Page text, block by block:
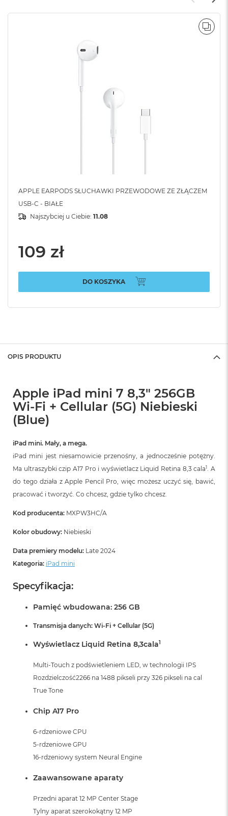
APPLE EARPODS SŁUCHAWKI PRZEWODOWE ZE ZŁĄCZEM
USB-C - BIAŁE
Najszybciej u Ciebie: 11.08
109 zł
DO KOSZYKA
OPIS PRODUKTU
Apple iPad mini 7 8,3" 256GB
Wi-Fi + Cellular (5G) Niebieski
(Blue)
iPad mini. Mały, a mega.
iPad mini jest niesamowicie przenośny, a jednocześnie potężny.
Ma ultraszybki czip A17 Pro i wyświetlacz Liquid Retina 8,3 cala1. A
do tego działa z Apple Pencil Pro, więc możesz uczyć się, bawić,
pracować i tworzyć. Co chcesz, gdzie tylko chcesz.
Kod producenta: MXPW3HC/A
Kolor obudowy: Niebieski
Data premiery modelu: Late 2024
Kategoria: iPad mini
Specyfikacja:
Pamięć wbudowana: 256 GB
Transmisja danych: Wi-Fi + Cellular (5G)
Wyświetlacz Liquid Retina 8,3cala1
Multi-Touch z podświetleniem LED, w technologii IPS
Rozdzielczość2266 na 1488 pikseli przy 326 pikseli na cal
True Tone
Chip A17 Pro
6-rdzeniowe CPU
5-rdzeniowe GPU
16-rdzeniowy system Neural Engine
Zaawansowane aparaty
Przedni aparat 12 MP Center Stage
Tylny aparat szerokokątny 12 MP